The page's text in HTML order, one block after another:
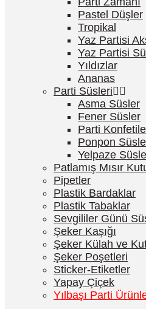
Pastel Düşler
Tropikal
Yaz Partisi
Yaz Partisi
Yıldızlar
Ananas
Parti Süsleri
Asma Süsler
Fener Süsler
Parti
Ponpon
Yelpaze
Patlamış Mısır
Pipetler
Plastik Bardaklar
Plastik Tabaklar
Sevgililer Günü
Şeker Kaşığı
Şeker Külah ve
Şeker Poşetleri
Sticker-Etiketler
Yapay Çiçek
Yılbaşı Parti